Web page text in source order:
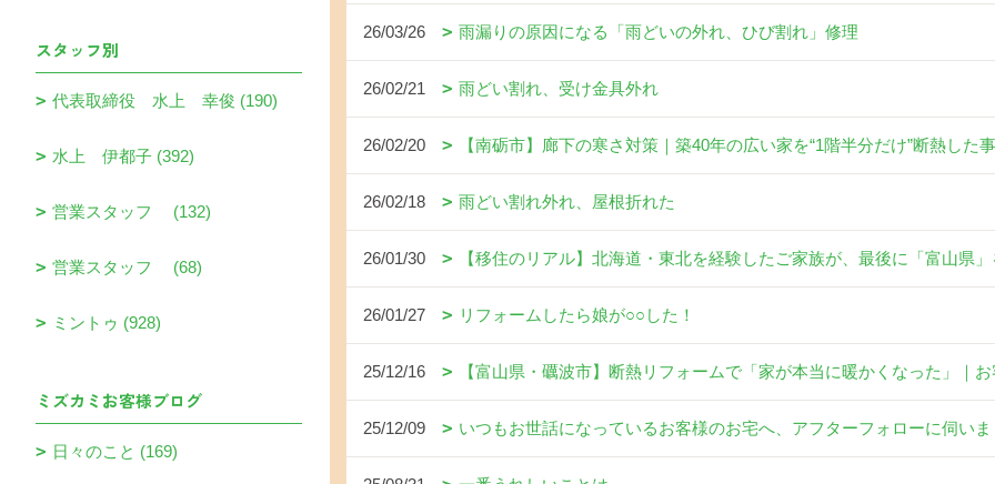
26/03/26 雨漏りの原因になる「雨どいの外れ、ひび割れ」修理
26/02/21 雨どい割れ、受け金具外れ
26/02/20 【南砺市】廊下の寒さ対策｜築40年の広い家を“1階半分だけ”断熱した
26/02/18 雨どい割れ外れ、屋根折れた
26/01/30 【移住のリアル】北海道・東北を経験したご家族が、最後に「富山県
26/01/27 リフォームしたら娘が○○した！
25/12/16 【富山県・礪波市】断熱リフォームで「家が本当に暖かくなった」｜
25/12/09 いつもお世話になっているお客様のお宅へ、アフターフォローに伺い
スタッフ別
代表取締役 水上 幸俊 (190)
水上 伊都子 (392)
営業スタッフ (132)
営業スタッフ (68)
ミントゥ (928)
ミズカミお客様ブログ
日々のこと (169)